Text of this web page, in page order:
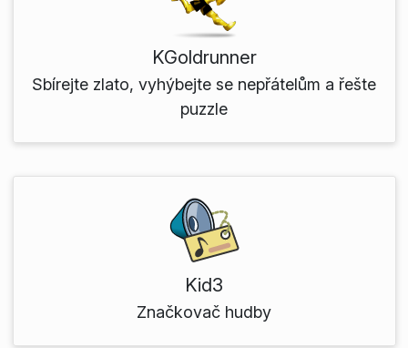
KGoldrunner
Sbírejte zlato, vyhýbejte se nepřátelům a řešte
puzzle
Kid3
Značkovač hudby